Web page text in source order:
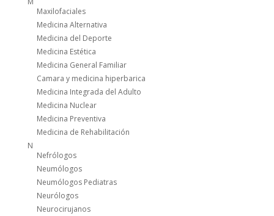
Maxilofaciales
Medicina Alternativa
Medicina del Deporte
Medicina Estética
Medicina General Familiar
Camara y medicina hiperbarica
Medicina Integrada del Adulto
Medicina Nuclear
Medicina Preventiva
Medicina de Rehabilitación
N
Nefrólogos
Neumólogos
Neumólogos Pediatras
Neurólogos
Neurocirujanos